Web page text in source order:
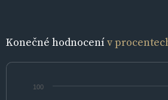
Konečné hodnocenív
100